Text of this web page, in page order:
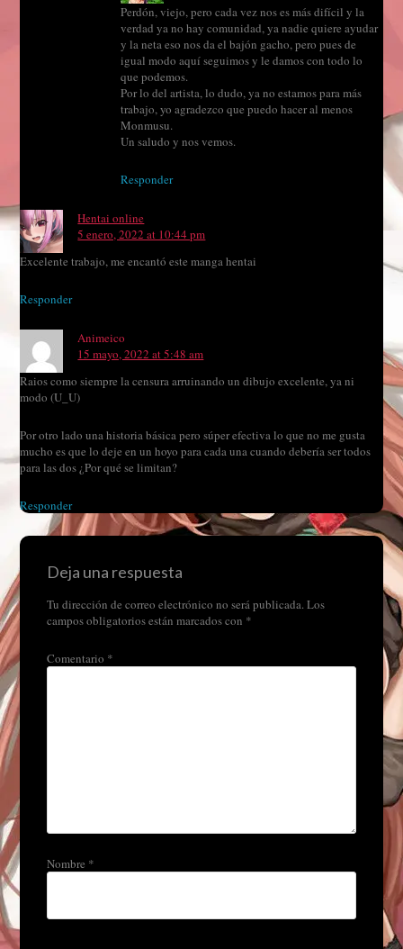
Perdón, viejo, pero cada vez nos es más difícil y la
verdad ya no hay comunidad, ya nadie quiere ayudar
y la neta eso nos da el bajón gacho, pero pues de
igual modo aquí seguimos y le damos con todo lo
que podemos.
Por lo del artista, lo dudo, ya no estamos para más
trabajo, yo agradezco que puedo hacer al menos
Monmusu.
Un saludo y nos vemos.
Responder
Hentai online
5 enero, 2022 at 10:44 pm
Excelente trabajo, me encantó este manga hentai
Responder
Animeico
15 mayo, 2022 at 5:48 am
Raios como siempre la censura arruinando un dibujo excelente, ya ni
modo (U_U)
Por otro lado una historia básica pero súper efectiva lo que no me gusta
mucho es que lo deje en un hoyo para cada una cuando debería ser todos
para las dos ¿Por qué se limitan?
Responder
Deja una respuesta
Tu dirección de correo electrónico no será publicada.Los
campos obligatorios están marcados con *
Comentario *
Nombre *